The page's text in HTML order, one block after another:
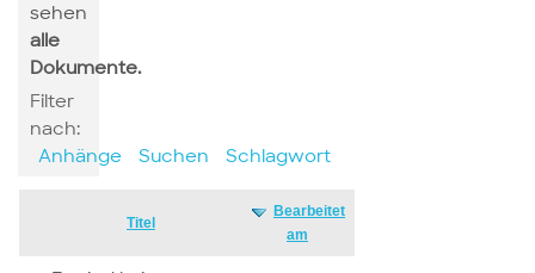
sehen
alle
Dokumente.
Filter
nach:
Anhänge
Suchen Schlagwort
Titel
Bearbeitet
am